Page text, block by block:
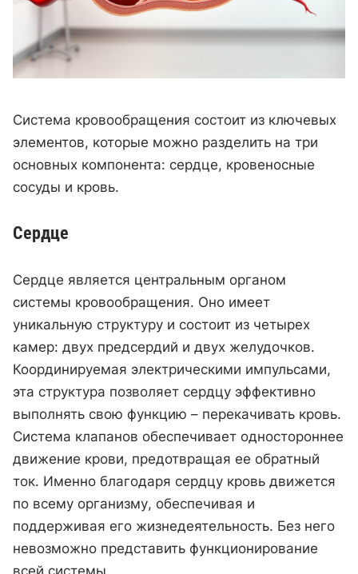
Система кровообращения состоит из ключевых
элементов, которые можно разделить на три
основных компонента: сердце, кровеносные
сосуды и кровь.
Сердце
Сердце является центральным органом
системы кровообращения. Оно имеет
уникальную структуру и состоит из четырех
камер: двух предсердий и двух желудочков.
Координируемая электрическими импульсами,
эта структура позволяет сердцу эффективно
выполнять свою функцию – перекачивать кровь.
Система клапанов обеспечивает одностороннее
движение крови, предотвращая ее обратный
ток. Именно благодаря сердцу кровь движется
по всему организму, обеспечивая и
поддерживая его жизнедеятельность. Без него
невозможно представить функционирование